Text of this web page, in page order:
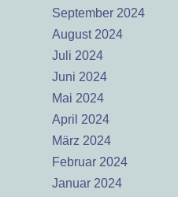
September 2024
August 2024
Juli 2024
Juni 2024
Mai 2024
April 2024
März 2024
Februar 2024
Januar 2024